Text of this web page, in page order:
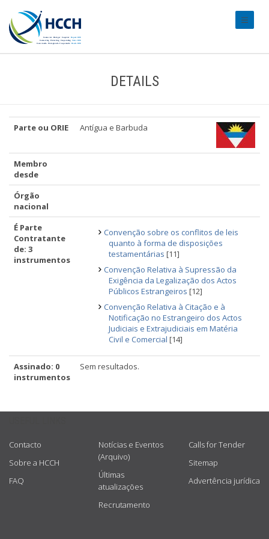
DETAILS
Parte ou ORIE Antígua e Barbuda
Membro
desde
Órgão
nacional
É Parte
Contratante
de: 3
instrumentos
Convenção sobre os conflitos de leis
quanto à forma de disposições
testamentárias [11]
Convenção Relativa à Supressão da
Exigência da Legalização dos Actos
Públicos Estrangeiros [12]
Convenção Relativa à Citação e à
Notificação no Estrangeiro dos Actos
Judiciais e Extrajudiciais em Matéria
Civil e Comercial [14]
Assinado: 0
instrumentos
Sem resultados.
Contacto
Sobre a HCCH
FAQ
Notícias e Eventos
(Arquivo)
Últimas
atualizações
Recrutamento
Calls for Tender
Sitemap
Advertência jurídica